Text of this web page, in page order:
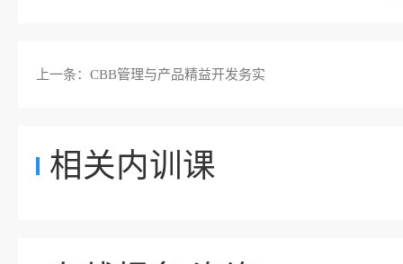
上一条： CBB管理与产品精益开发务实
相关内训课